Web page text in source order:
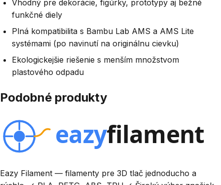
Vhodný pre dekorácie, figúrky, prototypy aj bežné
funkčné diely
Plná kompatibilita s Bambu Lab AMS a AMS Lite
systémami (po navinutí na originálnu cievku)
Ekologickejšie riešenie s menším množstvom
plastového odpadu
Podobné produkty
Eazy Filament — filamenty pre 3D tlač jednoducho a